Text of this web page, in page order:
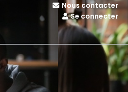
Nous contacter
Se connecter